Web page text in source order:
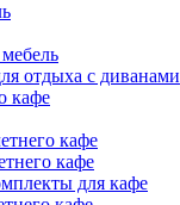
отдыха с диванами
кафе
кафе
кафе
для кафе